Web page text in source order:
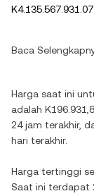
Baca
Harga saat ini
adalah K196.931,8
24 jam terakhir,
hari terakhir.
Harga tertinggi
Saat ini terdapat